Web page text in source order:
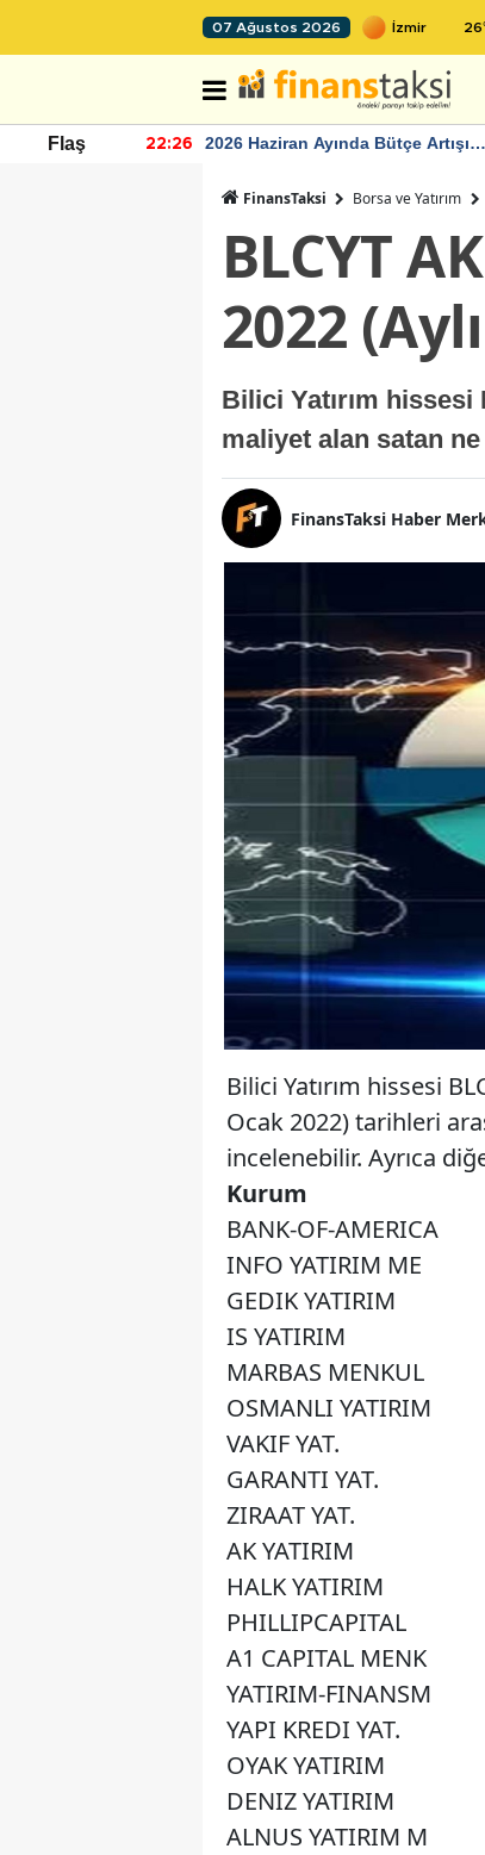
07 Ağustos 2026 26
Flaş 22:26
2026 Haziran Ayında Bütçe Artışı
FinansTaksi Borsa ve Yatırım
BLCYT
2022
Bilici Yatırım hissesi
maliyet alan satan
FinansTaksi Haber
Bilici Yatırım hissesi
Ocak 2022) tarihleri
incelenebilir. Ayrıca
Kurum
BANK-OF-AMERICA
INFO YATIRIM ME
GEDIK YATIRIM
IS YATIRIM
MARBAS MENKUL
OSMANLI YATIRIM
VAKIF YAT.
GARANTI YAT.
ZIRAAT YAT.
AK YATIRIM
HALK YATIRIM
PHILLIPCAPITAL
A1 CAPITAL MENK
YATIRIM-FINANSM
YAPI KREDI YAT.
OYAK YATIRIM
DENIZ YATIRIM
ALNUS YATIRIM M